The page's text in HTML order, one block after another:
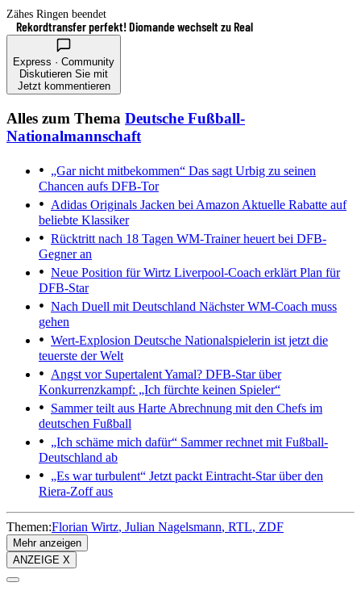
Zähes Ringen beendet
Rekordtransfer perfekt! Diomande wechselt zu Real
Express · Community
Diskutieren Sie mit
Jetzt kommentieren
Alles zum Thema Deutsche Fußball-
Nationalmannschaft
„Gar nicht mitbekommen“ Das sagt Urbig zu seinen
Chancen aufs DFB-Tor
Adidas Originals Jacken bei Amazon Aktuelle Rabatte auf
beliebte Klassiker
Rücktritt nach 18 Tagen WM-Trainer heuert bei DFB-
Gegner an
Neue Position für Wirtz Liverpool-Coach erklärt Plan für
DFB-Star
Nach Duell mit Deutschland Nächster WM-Coach muss
gehen
Wert-Explosion Deutsche Nationalspielerin ist jetzt die
teuerste der Welt
Angst vor Supertalent Yamal? DFB-Star über
Konkurrenzkampf: „Ich fürchte keinen Spieler“
Sammer teilt aus Harte Abrechnung mit den Chefs im
deutschen Fußball
„Ich schäme mich dafür“ Sammer rechnet mit Fußball-
Deutschland ab
„Es war turbulent“ Jetzt packt Eintracht-Star über den
Riera-Zoff aus
Themen:Florian Wirtz Julian Nagelsmann RTL ZDF
Mehr anzeigen
ANZEIGE X